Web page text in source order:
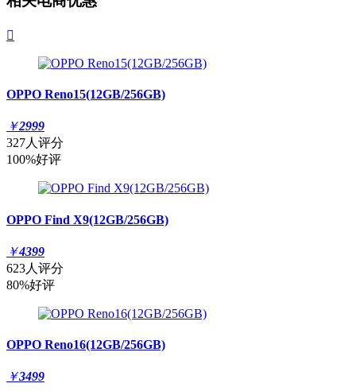

OPPO Reno15(12GB/256GB)
￥2999
327人评分
100%好评
OPPO Find X9(12GB/256GB)
￥4399
623人评分
80%好评
OPPO Reno16(12GB/256GB)
￥3499